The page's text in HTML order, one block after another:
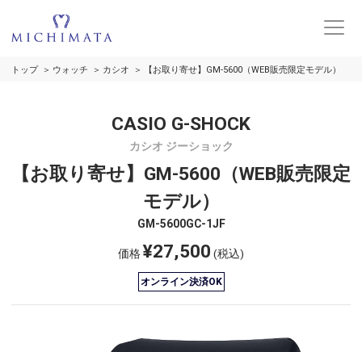
トップ ウォッチ カシオ 【お取り寄せ】GM-5600（WEB販売限定モデル）
CASIO G-SHOCK
カシオ ジーショック
【お取り寄せ】GM-5600（WEB販売限定
モデル）
GM-5600GC-1JF
価格¥27,500 (税込)
オンライン決済OK